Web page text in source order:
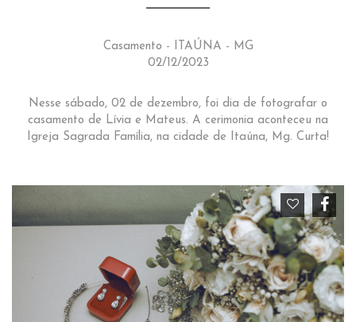
Casamento - ITAÚNA - MG
02/12/2023
Nesse sábado, 02 de dezembro, foi dia de fotografar o
casamento de Lívia e Mateus. A cerimonia aconteceu na
Igreja Sagrada Família, na cidade de Itaúna, Mg. Curta!